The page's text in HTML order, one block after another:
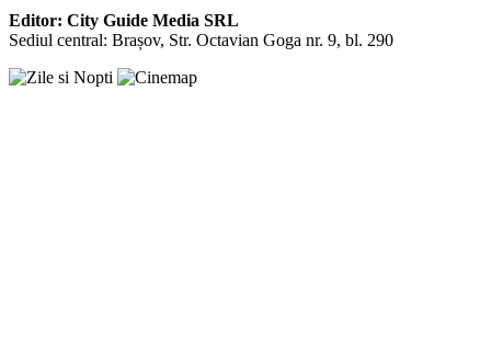
Editor: City Guide Media SRL
Sediul central: Brașov, Str. Octavian Goga nr. 9, bl. 290